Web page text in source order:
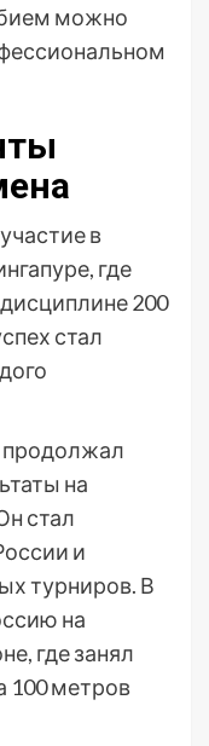
можно
в
где
200
стал
на
стал
и
турниров. В
на
где занял
100 метров